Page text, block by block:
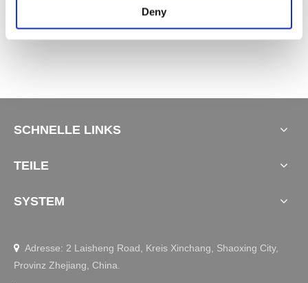
Deny
NACHRICHTEN
SCHNELLE LINKS
TEILE
SYSTEM
 Adresse: 2 Laisheng Road, Kreis Xinchang, Shaoxing City,
Provinz Zhejiang, China.